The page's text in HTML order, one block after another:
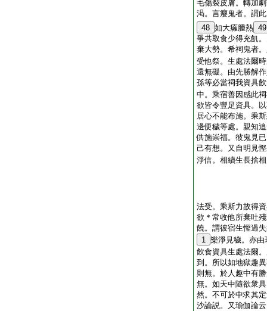
毛傷裂皮膚。轉加
渇。言癭鬼者。謂
48 如大癕腫熱 49
爭共取食少得充飢
棄大勢。希祠鬼者
受他祭。生處法爾
還無礙。由先勝解
孫等必當祠我資具
中。乘宿善因感此
欲皆令豐足資具。
居心不能布施。乘
邊便穢等處。親知
供施崇福。彼鬼見
己有想。又自明見
淨信。相續生長捨
法受。乘斯力故得
欲＊常收他所棄吐
饒。謂彼宿生慳過
1 樂淨見穢。亦
飮食資具生處法爾
到。所以如地獄趣
則無。於人趣中有
無。如天中隨欲衆
然。不可於中求其
沙論説。又瑜伽論